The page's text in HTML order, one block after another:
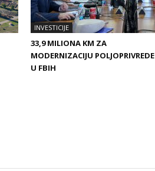
INVESTICIJE
33,9 MILIONA KM ZA
MODERNIZACIJU POLJOPRIVREDE
U FBIH